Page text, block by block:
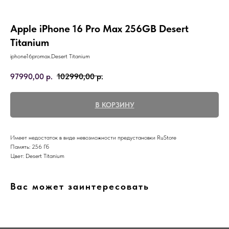
Apple iPhone 16 Pro Max 256GB Desert
Titanium
iphone16promax.Desert Titanium
97990,00 р. 102990,00 р.
В КОРЗИНУ
Имеет недостаток в виде невозможности предустановки RuStore
Память: 256 Гб
Цвет: Desert Titanium
Вас может заинтересовать